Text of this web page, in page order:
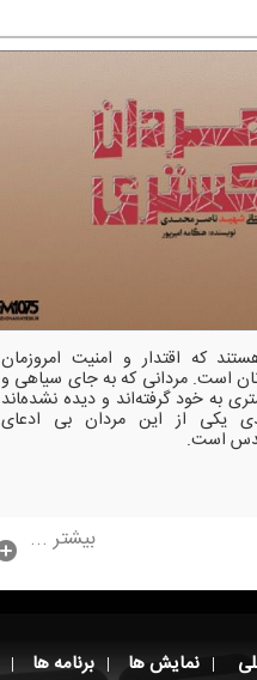
كه اقتدار و امنیت امروزمان
است. مردانی كه به جای سیاهی و
به خود گرفته‌اند و دیده نشده‌‍اند
یكی از این مردان بی ادعای
است.
بیشتر ...
نمایش ها برنامه ها